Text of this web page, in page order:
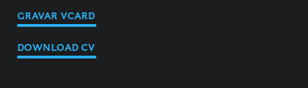
GRAVAR VCARD
DOWNLOAD CV